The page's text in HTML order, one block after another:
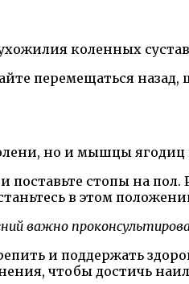
коленных
перемещаться
но и мышцы ягодиц
поставьте стопы на
в этом
важно
и поддержать
чтобы достичь